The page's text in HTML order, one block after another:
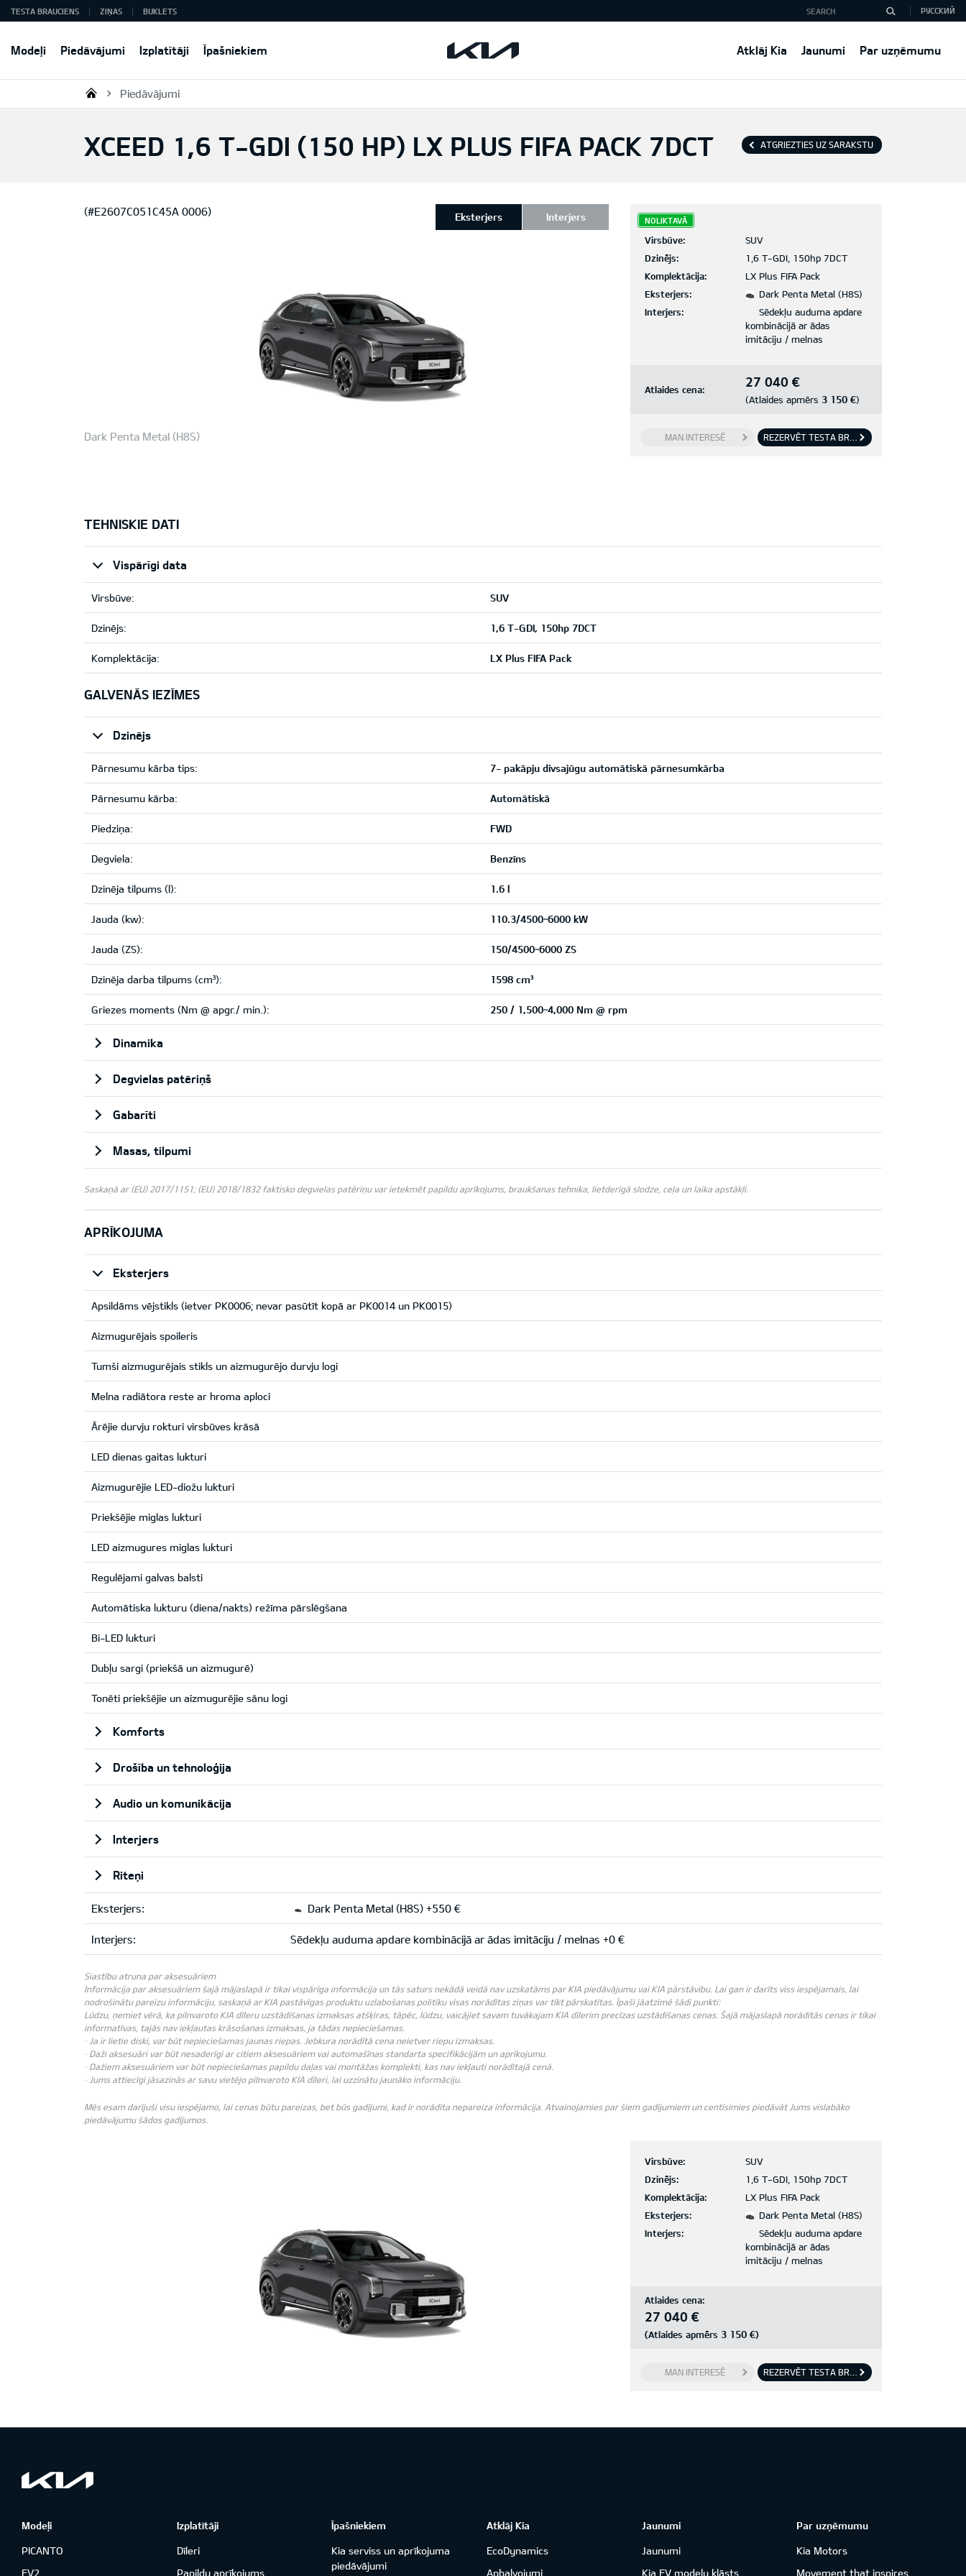
Modeļi Piedāvājumi Izplatītāji Īpašniekiem Atklāj Kia Jaunumi Par uzņēmumu
TESTA BRAUCIENS ZIŅAS BUKLETS РУССКИЙ
KIA AUTO AS
Piedāvājumi
ATGRIEZTIES UZ SARAKSTU
XCEED 1,6 T-GDI (150 HP) LX PLUS FIFA PACK 7DCT
Eksterjers Interjers
(#E2607C051C45A 0006)
Dark Penta Metal (H8S)
NOLIKTAVĀ
Virsbūve:
SUV
Dzinējs:
1,6 T-GDI, 150hp 7DCT
Komplektācija:
LX Plus FIFA Pack
Eksterjers:
Dark Penta Metal (H8S)
Interjers:
Sēdekļu auduma apdare
kombinācijā ar ādas
imitāciju / melnas
Atlaides cena: 27 040 €
(Atlaides apmērs 3 150 €)
MAN INTERESĒ REZERVĒT TESTA BRAUCIENU
TEHNISKIE DATI
Vispārīgi data
Virsbūve: SUV
Dzinējs: 1,6 T-GDI, 150hp 7DCT
Komplektācija: LX Plus FIFA Pack
GALVENĀS IEZĪMES
Dzinējs
Pārnesumu kārba tips: 7- pakāpju divsajūgu automātiskā pārnesumkārba
Pārnesumu kārba: Automātiskā
Piedziņa: FWD
Degviela: Benzīns
Dzinēja tilpums (l): 1.6 l
Jauda (kw): 110.3/4500~6000 kW
Jauda (ZS): 150/4500~6000 ZS
Dzinēja darba tilpums (cm³): 1598 cm³
Griezes moments (Nm @ apgr./ min.): 250 / 1,500~4,000 Nm @ rpm
Dinamika
Degvielas patēriņš
Gabarīti
Masas, tilpumi
Saskaņā ar (EU) 2017/1151; (EU) 2018/1832 faktisko degvielas patēriņu var ietekmēt papildu aprīkojums, braukšanas tehnika, lietderīgā slodze, ceļa un laika apstākļi.
APRĪKOJUMA
Eksterjers
Apsildāms vējstikls (ietver PK0006; nevar pasūtīt kopā ar PK0014 un PK0015)
Aizmugurējais spoileris
Tumši aizmugurējais stikls un aizmugurējo durvju logi
Melna radiātora reste ar hroma aploci
Ārējie durvju rokturi virsbūves krāsā
LED dienas gaitas lukturi
Aizmugurējie LED-diožu lukturi
Priekšējie miglas lukturi
LED aizmugures miglas lukturi
Regulējami galvas balsti
Automātiska lukturu (diena/nakts) režīma pārslēgšana
Bi-LED lukturi
Dubļu sargi (priekšā un aizmugurē)
Tonēti priekšējie un aizmugurējie sānu logi
Komforts
Drošība un tehnoloģija
Audio un komunikācija
Interjers
Riteņi
Eksterjers: Dark Penta Metal (H8S) +550 €
Interjers: Sēdekļu auduma apdare kombinācijā ar ādas imitāciju / melnas +0 €
Siastību atruna par aksesuāriem
Informācija par aksesuāriem šajā mājaslapā ir tikai vispārīga informācija un tās saturs nekādā veidā nav uzskatāms par KIA piedāvājumu vai KIA pārstāvību. Lai gan ir darīts viss iespējamais, lai
nodrošinātu pareizu informāciju, saskaņā ar KIA pastāvīgas produktu uzlabošanas politiku visas norādītas ziņas var tikt pārskatītas. Īpaši jāatzīmē šādi punkti:
Lūdzu, ņemiet vērā, ka pilnvaroto KIA dīleru uzstādīšanas izmaksas atšķiras, tāpēc, lūdzu, vaicājiet savam tuvākajam KIA dīlerim precīzas uzstādīšanas cenas. Šajā mājaslapā norādītās cenas ir tikai
informatīvas, tajās nav iekļautas krāsošanas izmaksas, ja tādas nepieciešamas.
· Ja ir lietie diski, var būt nepieciešamas jaunas riepas. Jebkura norādītā cena neietver riepu izmaksas.
· Daži aksesuāri var būt nesaderīgi ar citiem aksesuāriem vai automašīnas standarta specifikācijām un aprīkojumu.
· Dažiem aksesuāriem var būt nepieciešamas papildu daļas vai montāžas komplekti, kas nav iekļauti norādītajā cenā.
· Jums attiecīgi jāsazinās ar savu vietējo pilnvaroto KIA dīleri, lai uzzinātu jaunāko informāciju.
Mēs esam darījuši visu iespējamo, lai cenas būtu pareizas, bet būs gadījumi, kad ir norādīta nepareiza informācija. Atvainojamies par šiem gadījumiem un centīsimies piedāvāt Jums vislabāko
piedāvājumu šādos gadījumos.
Virsbūve:
SUV
Dzinējs:
1,6 T-GDI, 150hp 7DCT
Komplektācija:
LX Plus FIFA Pack
Eksterjers:
Dark Penta Metal (H8S)
Interjers:
Sēdekļu auduma apdare
kombinācijā ar ādas
imitāciju / melnas
Atlaides cena:
27 040 €
(Atlaides apmērs 3 150 €)
MAN INTERESĒ REZERVĒT TESTA BRAUCIENU
Modeļi
PICANTO
EV2
Izplatītāji
Dīleri
Papildu aprīkojums
Īpašniekiem
Kia serviss un aprīkojuma
piedāvājumi
Atklāj Kia
EcoDynamics
Apbalvojumi
Jaunumi
Jaunumi
Kia EV modeļu klāsts
Par uzņēmumu
Kia Motors
Movement that inspires